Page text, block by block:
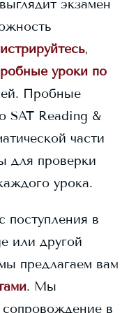
экзамен
,
уроки по
Пробные
SAT Reading &
части
для проверки
урока.
поступления в
или другой
предлагаем вам
. Мы
сопровождение в